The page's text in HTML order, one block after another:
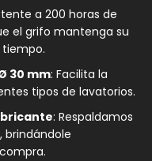
a 200 horas de
el grifo mantenga su
tiempo.
30 mm: Facilita la
tipos de lavatorios.
: Respaldamos
brindándole